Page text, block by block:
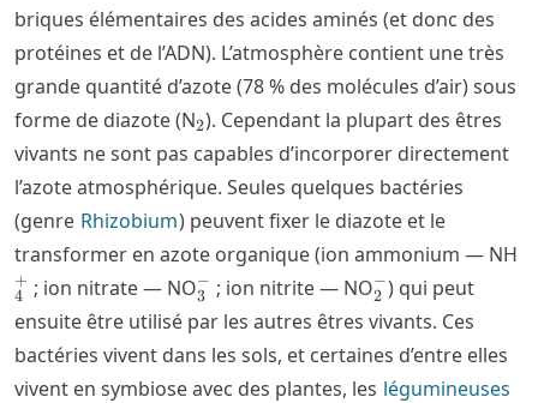
briques élémentaires des acides aminés (et donc des
protéines et de l’ADN). L’atmosphère contient une très
grande quantité d’azote (78 % des molécules d’air) sous
forme de diazote (N_2
2). Cependant la plupart des êtres
vivants ne sont pas capables d’incorporer directement
l’azote atmosphérique. Seules quelques bactéries
(genre Rhizobium) peuvent fixer le diazote et le
transformer en azote organique (ion ammonium — NH
4
+ ; ion nitrate — NO_3^-
3
− ; ion nitrite — NO_2^-
2
−) qui peut
ensuite être utilisé par les autres êtres vivants. Ces
bactéries vivent dans les sols, et certaines d’entre elles
vivent en symbiose avec des plantes, les légumineuses